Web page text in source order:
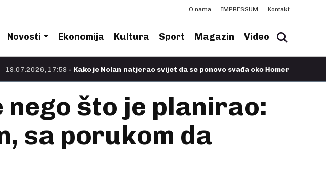
O nama IMPRESSUM Kontakt
Novosti Ekonomija Kultura Sport Magazin Video
17:58- Kako je Nolan natjerao svijet da se ponovo svađa oko Homera 11.07.2026,
što je planirao:
sa porukom da